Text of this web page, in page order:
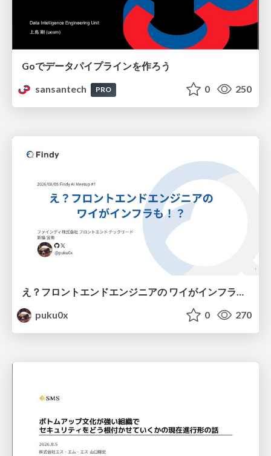
Goでデータパイプラインを作ろう
sansantech
PRO 0 250
え？フロントエンドエンジニアの ワイがインフラも！？
puku0x
0 270